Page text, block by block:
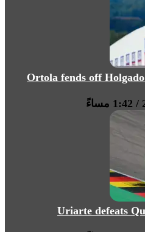
Ortola fends off
Uriarte defeats